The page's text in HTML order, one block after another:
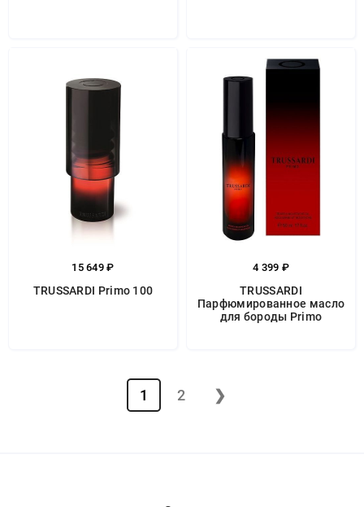
15 649 ₽
TRUSSARDI Primo 100
4 399 ₽
TRUSSARDI
Парфюмированное масло
для бороды Primo
1 2 ❯